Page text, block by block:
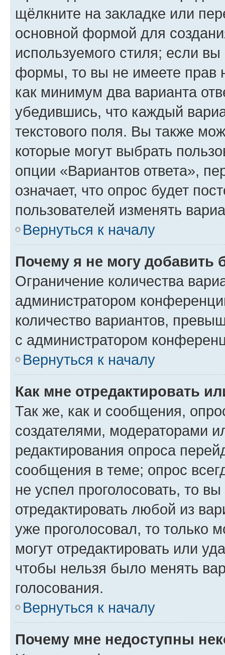
щёлкните на закладке или
основной формой для
используемого стиля; если
формы, то вы не имеете прав
как минимум два варианта
убедившись, что каждый
текстового поля. Вы также
которые могут выбрать
опции «Вариантов ответа»,
означает, что опрос будет
пользователей изменять
Вернуться к началу
Почему я не могу добавить
Ограничение количества
администратором
количество вариантов,
с администратором
Вернуться к началу
Как мне отредактировать
Так же, как и сообщения,
создателями, модераторами
редактирования опроса
сообщения в теме; опрос
не успел проголосовать, то
отредактировать любой из
уже проголосовал, то только
могут отредактировать или
чтобы нельзя было менять
голосования.
Вернуться к началу
Почему мне недоступны